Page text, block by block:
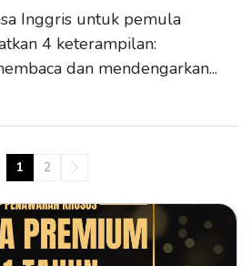
Inggris untuk pemula
4 keterampilan:
dan mendengarkan...
1 2